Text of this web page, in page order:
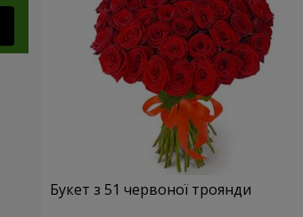
Букет з 51 червоної троянди